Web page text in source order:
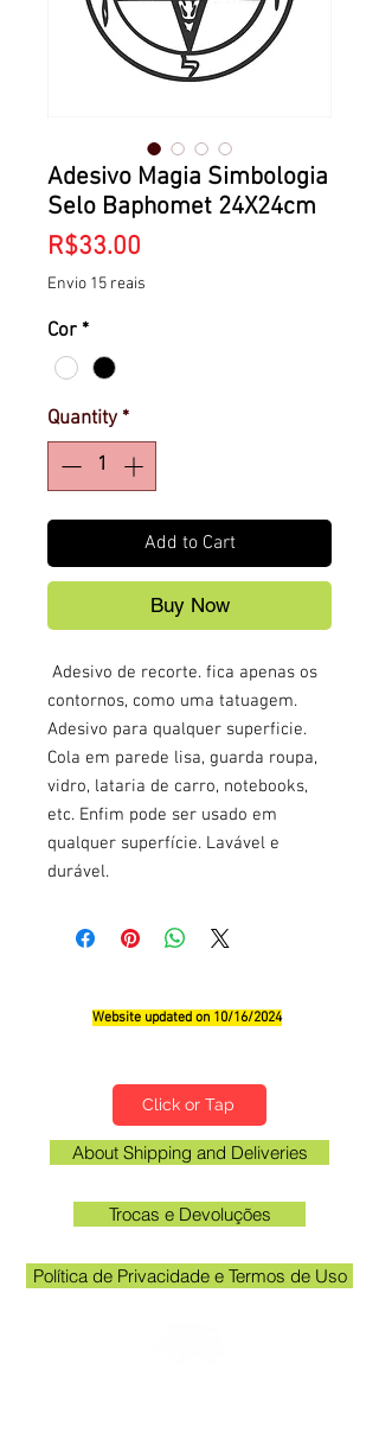
Adesivo Magia Simbologia
Selo Baphomet 24X24cm
R$33.00
Envio 15 reais
Cor *
Quantity *
Add to Cart
Buy Now
Adesivo de recorte. fica apenas os
contornos, como uma tatuagem.
Adesivo para qualquer superficie.
Cola em parede lisa, guarda roupa,
vidro, lataria de carro, notebooks,
etc. Enfim pode ser usado em
qualquer superfície. Lavável e
durável.
Website updated on 10/16/2024
Click or Tap
About Shipping and Deliveries
Trocas e Devoluções
Política de Privacidade e Termos de Uso